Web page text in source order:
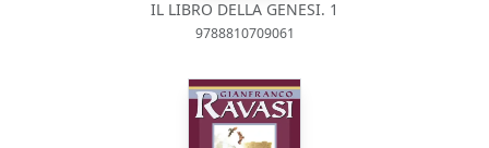
IL LIBRO DELLA GENESI. 1
9788810709061